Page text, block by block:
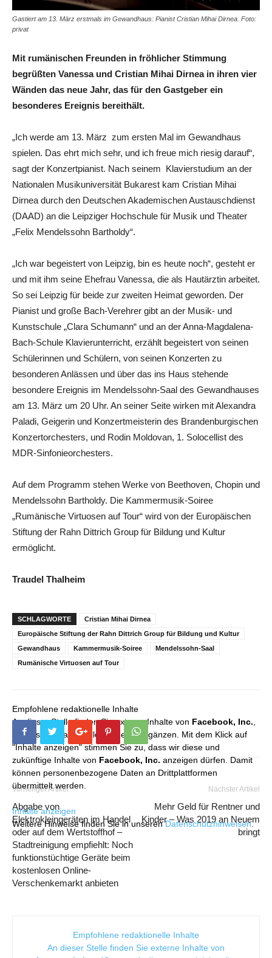
Gastiert am 13. März erstmals im Gewandhaus: Pianist Cristian Mihai Dirnea. Foto:
privat
Mit rumänischen Freunden in fröhlicher Stimmung
begrüßten Vanessa und Cristian Mihai Dirnea in ihren vier
Wänden das neue Jahr, das für den Gastgeber ein
besonderes Ereignis bereithält.
„Ich werde am 13. März zum ersten Mal im Gewandhaus
spielen. Das ehrt mich sehr, und ich freue mich riesig darauf“,
sagt der Konzertpianist. Nach seinem Klavierstudium an der
Nationalen Musikuniversität Bukarest kam Cristian Mihai
Dirnea durch den Deutschen Akademischen Austauschdienst
(DAAD) an die Leipziger Hochschule für Musik und Theater
„Felix Mendelssohn Bartholdy“.
„Ich war begeistert von Leipzig, bin es heute noch“, gesteht er
und mit ihm seine Ehefrau Vanessa, die als Hautärztin arbeitet.
So sei Leipzig für beide zur zweiten Heimat geworden. Der
Pianist und große Bach-Verehrer gibt an der Musik- und
Kunstschule „Clara Schumann“ und an der Anna-Magdalena-
Bach-Schule Klavierunterricht, erzählt begeistert von seinen
Schülerinnen und Schülern, von seinen Konzerten zu
besonderen Anlässen und über das ins Haus stehende
besondere Ereignis im Mendelssohn-Saal des Gewandhauses
am 13. März um 20 Uhr. An seiner Seite wirken mit Alexandra
Paladi, Geigerin und Konzertmeisterin des Brandenburgischen
Konzertorchesters, und Rodin Moldovan, 1. Solocellist des
MDR-Sinfonieorchesters.
Auf dem Programm stehen Werke von Beethoven, Chopin und
Mendelssohn Bartholdy. Die Kammermusik-Soiree
„Rumänische Virtuosen auf Tour“ wird von der Europäischen
Stiftung der Rahn Dittrich Group für Bildung und Kultur
ermöglicht.
Traudel Thalheim
SCHLAGWORTE
Cristian Mihai Dirnea
Europäische Stiftung der Rahn Dittrich Group für Bildung und Kultur
Gewandhaus
Kammermusik-Soiree
Mendelssohn-Saal
Rumänische Virtuosen auf Tour
Empfohlene redaktionelle Inhalte
An dieser Stelle finden Sie externe Inhalte von Facebook, Inc.
die unser redaktionelles Angebot ergänzen. Mit dem Klick auf
"Inhalte anzeigen" stimmen Sie zu, dass wir diese und
zukünftige Inhalte von Facebook, Inc. anzeigen dürfen. Damit
können personenbezogene Daten an Drittplattformen
übermittelt werden.
Inhalte anzeigen
Weitere Hinweise finden Sie in unserenDatenschutzhinweisen.
Vorheriger Artikel
Abgabe von
Elektrokleingeräten im Handel
oder auf dem Wertstoffhof –
Stadtreinigung empfiehlt: Noch
funktionstüchtige Geräte beim
kostenlosen Online-
Verschenkemarkt anbieten
Nächster Artikel
Mehr Geld für Rentner und
Kinder – Was 2019 an Neuem
bringt
Empfohlene redaktionelle Inhalte
An dieser Stelle finden Sie externe Inhalte von